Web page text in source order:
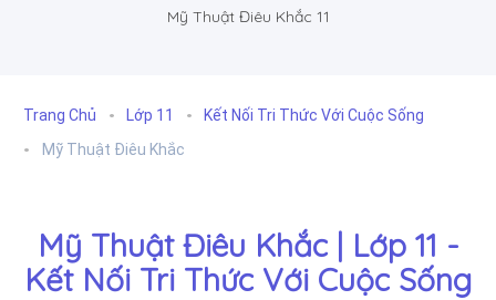
Mỹ Thuật Điêu Khắc 11
Trang Chủ Lớp 11
Kết Nối Tri Thức Với Cuộc Sống
Mỹ Thuật Điêu Khắc
Mỹ Thuật Điêu Khắc | Lớp 11 -
Kết Nối Tri Thức Với Cuộc Sống